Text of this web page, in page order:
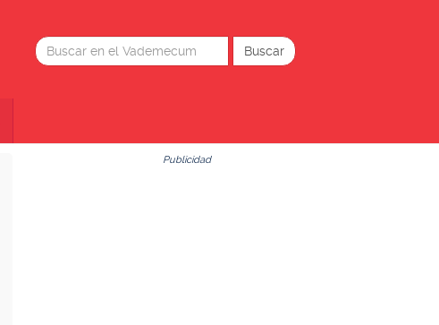
Publicidad